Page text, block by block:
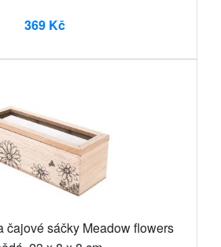
369 Kč
čajové sáčky Meadow flowers